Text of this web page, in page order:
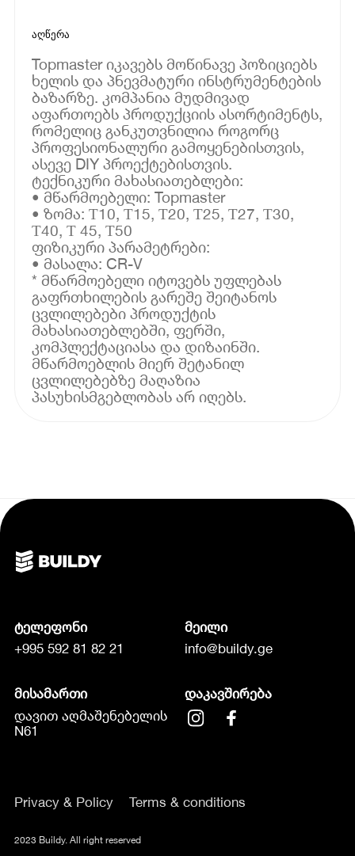
აღწერა
Topmaster იკავებს მოწინავე პოზიციებს
ხელის და პნევმატური ინსტრუმენტების
ბაზარზე. კომპანია მუდმივად
აფართოებს პროდუქციის ასორტიმენტს,
რომელიც განკუთვნილია როგორც
პროფესიონალური გამოყენებისთვის,
ასევე DIY პროექტებისთვის.
ტექნიკური მახასიათებლები:
• მწარმოებელი: Topmaster
• ზომა: Т10, Т15, Т20, Т25, Т27, Т30,
Т40, Т 45, Т50
ფიზიკური პარამეტრები:
• მასალა: CR-V
* მწარმოებელი იტოვებს უფლებას
გაფრთხილების გარეშე შეიტანოს
ცვლილებები პროდუქტის
მახასიათებლებში, ფერში,
კომპლექტაციასა და დიზაინში.
მწარმოებლის მიერ შეტანილ
ცვლილებებზე მაღაზია
პასუხისმგებლობას არ იღებს.
ტელეფონი
+995 592 81 82 21
მეილი
info@buildy.ge
მისამართი
დავით აღმაშენებელის
N61
დაკავშირება
Privacy & Policy Terms & conditions
2023 Buildy. All right reserved